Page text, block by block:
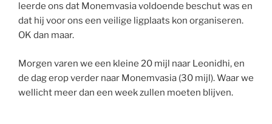
leerde ons dat Monemvasia voldoende beschut was en
dat hij voor ons een veilige ligplaats kon organiseren.
OK dan maar.
Morgen varen we een kleine 20 mijl naar Leonidhi, en
de dag erop verder naar Monemvasia (30 mijl). Waar we
wellicht meer dan een week zullen moeten blijven.